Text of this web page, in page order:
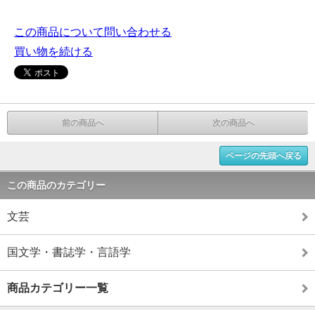
この商品について問い合わせる
買い物を続ける
前の商品へ 次の商品へ
ページの先頭へ戻る
この商品のカテゴリー
文芸
国文学・書誌学・言語学
商品カテゴリー一覧